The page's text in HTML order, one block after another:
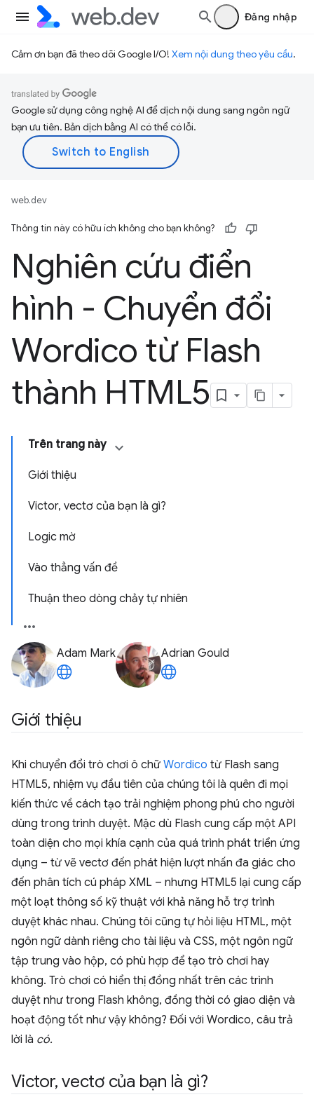
Đăng nhập
Cảm ơn bạn đã theo dõi Google I/O! Xem nội dung theo yêu cầu.
Google sử dụng công nghệ AI để dịch nội dung sang ngôn ngữ
bạn ưu tiên. Bản dịch bằng AI có thể có lỗi.
web.dev
Thông tin này có hữu ích không cho bạn không?
Nghiên cứu điển
hình - Chuyển đổi
Wordico từ Flash
thành HTML5
Trên trang này
Giới thiệu
Victor, vectơ của bạn là gì?
Logic mờ
Vào thẳng vấn đề
Thuận theo dòng chảy tự nhiên
Adam Mark Adrian Gould
Giới thiệu
Khi chuyển đổi trò chơi ô chữ Wordico từ Flash sang
HTML5, nhiệm vụ đầu tiên của chúng tôi là quên đi mọi
kiến thức về cách tạo trải nghiệm phong phú cho người
dùng trong trình duyệt. Mặc dù Flash cung cấp một API
toàn diện cho mọi khía cạnh của quá trình phát triển ứng
dụng – từ vẽ vectơ đến phát hiện lượt nhấn đa giác cho
đến phân tích cú pháp XML – nhưng HTML5 lại cung cấp
một loạt thông số kỹ thuật với khả năng hỗ trợ trình
duyệt khác nhau. Chúng tôi cũng tự hỏi liệu HTML, một
ngôn ngữ dành riêng cho tài liệu và CSS, một ngôn ngữ
tập trung vào hộp, có phù hợp để tạo trò chơi hay
không. Trò chơi có hiển thị đồng nhất trên các trình
duyệt như trong Flash không, đồng thời có giao diện và
hoạt động tốt như vậy không? Đối với Wordico, câu trả
lời là có.
Victor, vectơ của bạn là gì?